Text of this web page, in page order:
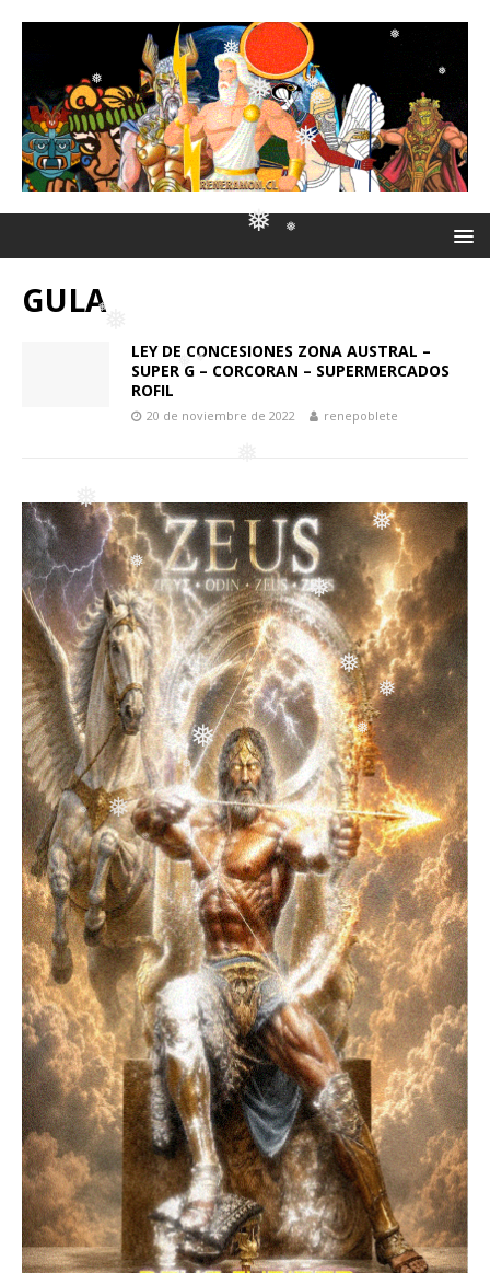
❅
❅
❅
❅
❅
❅
❅
❅
❅
❅
❅
❅
❅
❅ ❅
❅
❅
❅
❅
❅
❅
GULA
LEY DE CONCESIONES ZONA AUSTRAL –
SUPER G – CORCORAN – SUPERMERCADOS
ROFIL
20 de noviembre de 2022 renepoblete